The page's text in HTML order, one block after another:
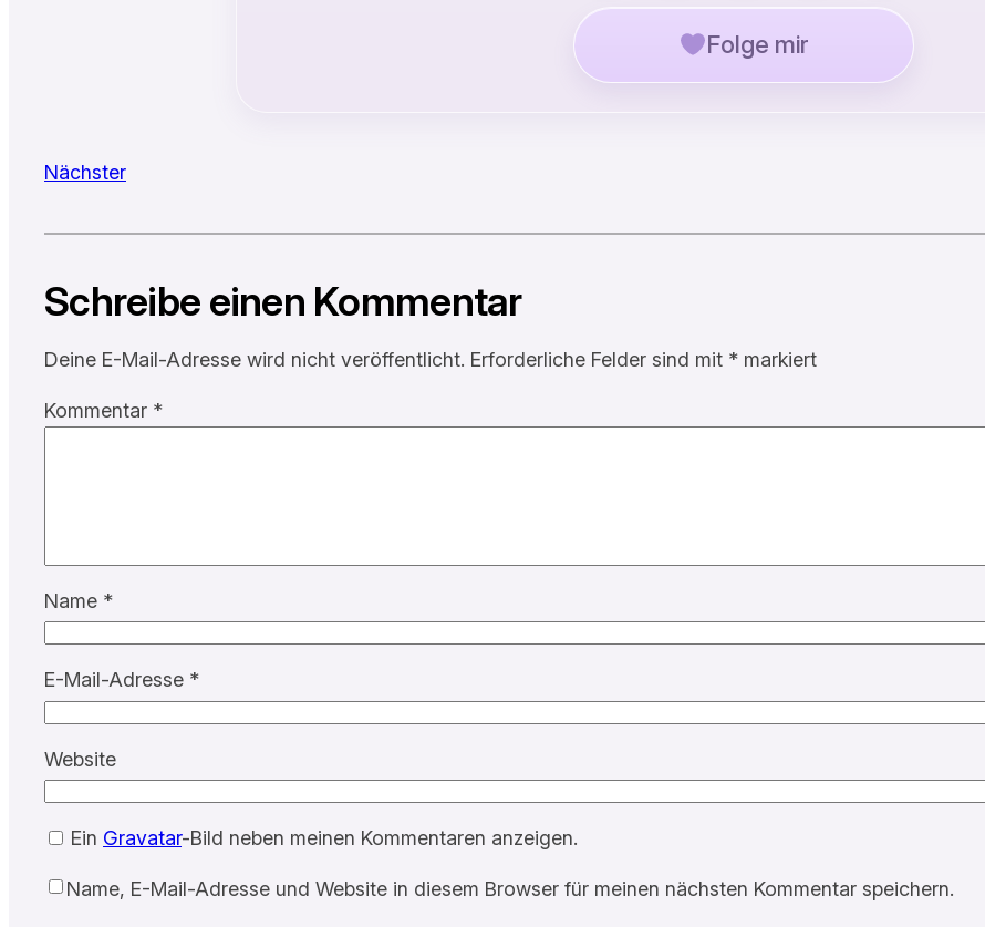
Folge mir
Nächster
Schreibe einen Kommentar
Deine E-Mail-Adresse wird nicht veröffentlicht. Erforderliche Felder sind mit * markiert
Kommentar *
Name *
E-Mail-Adresse *
Website
Ein Gravatar-Bild neben meinen Kommentaren anzeigen.
Name, E-Mail-Adresse und Website in diesem Browser für meinen nächsten Kommentar speichern.